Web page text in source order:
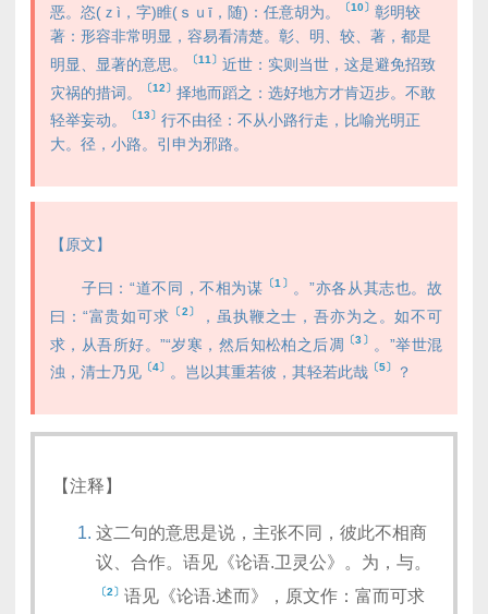
恶。恣(ｚì，字)睢(ｓｕī，随)：任意胡为。
〔10〕 彰明较
著：形容非常明显，容易看清楚。彰、明、较、著，都是
明显、显著的意思。
〔11〕 近世：实则当世，这是避免招致
灾祸的措词。
〔12〕 择地而蹈之：选好地方才肯迈步。不敢
轻举妄动。
〔13〕 行不由径：不从小路行走，比喻光明正
大。径，小路。引申为邪路。
【原文】
子曰：“道不同，不相为谋 〔1〕
。”亦各从其志也。故
曰：“富贵如可求 〔2〕
，虽执鞭之士，吾亦为之。如不可
求，从吾所好。”“岁寒，然后知松柏之后凋 〔3〕
。”举世混
浊，清士乃见 〔4〕 。岂以其重若彼，其轻若此哉 〔5〕 ？
【注释】
这二句的意思是说，主张不同，彼此不相商
议、合作。语见《论语.卫灵公》。为，与。
〔2〕 语见《论语.述而》，原文作：富而可求